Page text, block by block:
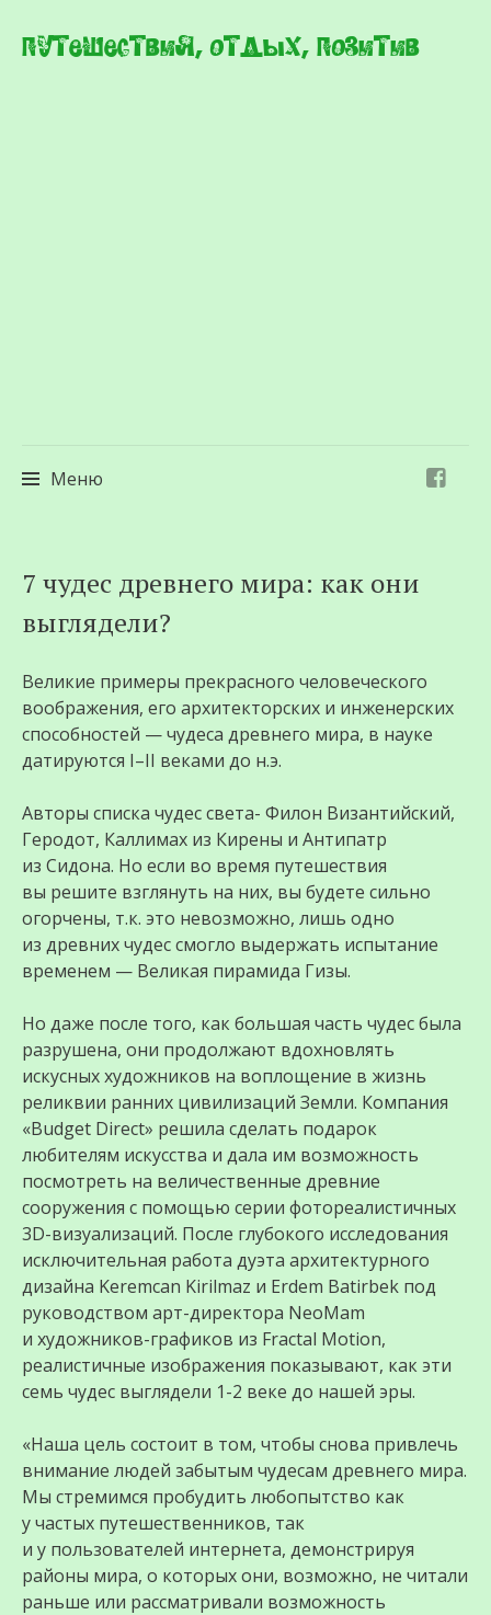
Путешествия, отдых, позитив
Меню
к
содержимому
7 чудес древнего мира: как они
выглядели?
Великие примеры прекрасного человеческого
воображения, его архитекторских и инженерских
способностей — чудеса древнего мира, в науке
датируются I–II веками до н.э.
Авторы списка чудес света- Филон Византийский,
Геродот, Каллимах из Кирены и Антипатр
из Сидона. Но если во время путешествия
вы решите взглянуть на них, вы будете сильно
огорчены, т.к. это невозможно, лишь одно
из древних чудес смогло выдержать испытание
временем — Великая пирамида Гизы.
Но даже после того, как большая часть чудес была
разрушена, они продолжают вдохновлять
искусных художников на воплощение в жизнь
реликвии ранних цивилизаций Земли. Компания
«Budget Direct» решила сделать подарок
любителям искусства и дала им возможность
посмотреть на величественные древние
сооружения с помощью серии фотореалистичных
3D-визуализаций. После глубокого исследования
исключительная работа дуэта архитектурного
дизайна Keremcan Kirilmaz и Erdem Batirbek под
руководством арт-директора NeoMam
и художников-графиков из Fractal Motion,
реалистичные изображения показывают, как эти
семь чудес выглядели 1-2 веке до нашей эры.
«Наша цель состоит в том, чтобы снова привлечь
внимание людей забытым чудесам древнего мира.
Мы стремимся пробудить любопытство как
у частых путешественников, так
и у пользователей интернета, демонстрируя
районы мира, о которых они, возможно, не читали
раньше или рассматривали возможность